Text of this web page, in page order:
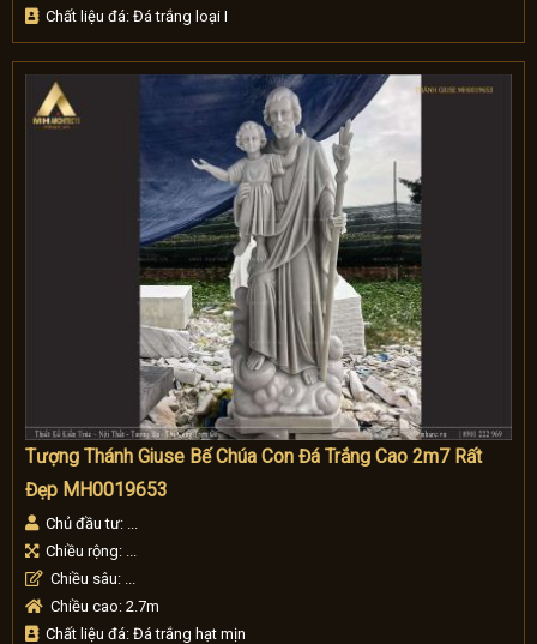
Chất liệu đá: Đá trắng loại I
Tượng Thánh Giuse Bế Chúa Con Đá Trắng Cao 2m7 Rất
Đẹp MH0019653
Chủ đầu tư: ...
Chiều rộng: ...
Chiều sâu: ...
Chiều cao: 2.7m
Chất liệu đá: Đá trắng hạt mịn